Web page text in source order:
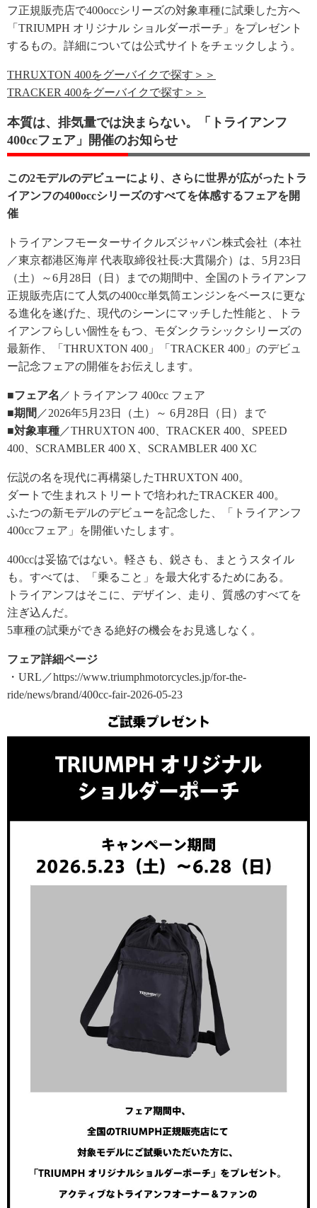
フ正規販売店で400occシリーズの対象車種に試乗した方へ
「TRIUMPH オリジナル ショルダーポーチ」をプレゼント
するもの。詳細については公式サイトをチェックしよう。
THRUXTON 400をグーバイクで探す＞＞
TRACKER 400をグーバイクで探す＞＞
本質は、排気量では決まらない。「トライアンフ
400ccフェア」開催のお知らせ
この2モデルのデビューにより、さらに世界が広がったトラ
イアンフの400occシリーズのすべてを体感するフェアを開
催
トライアンフモーターサイクルズジャパン株式会社（本社
／東京都港区海岸 代表取締役社長:大貫陽介）は、5月23日
（土）～6月28日（日）までの期間中、全国のトライアンフ
正規販売店にて人気の400cc単気筒エンジンをベースに更な
る進化を遂げた、現代のシーンにマッチした性能と、トラ
イアンフらしい個性をもつ、モダンクラシックシリーズの
最新作、「THRUXTON 400」「TRACKER 400」のデビュ
ー記念フェアの開催をお伝えします。
■フェア名 ／トライアンフ 400cc フェア
■期間 ／2026年5月23日（土）～ 6月28日（日）まで
■対象車種 ／THRUXTON 400、TRACKER 400、SPEED
400、SCRAMBLER 400 X、SCRAMBLER 400 XC
伝説の名を現代に再構築したTHRUXTON 400。
ダートで生まれストリートで培われたTRACKER 400。
ふたつの新モデルのデビューを記念した、「トライアンフ
400ccフェア」を開催いたします。
400ccは妥協ではない。軽さも、鋭さも、まとうスタイル
も。すべては、「乗ること」を最大化するためにある。
トライアンフはそこに、デザイン、走り、質感のすべてを
注ぎ込んだ。
5車種の試乗ができる絶好の機会をお見逃しなく。
フェア詳細ページ
・URL／https://www.triumphmotorcycles.jp/for-the-
ride/news/brand/400cc-fair-2026-05-23